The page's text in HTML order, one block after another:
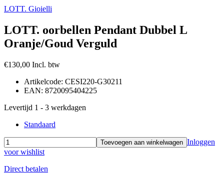
LOTT. Gioielli
LOTT. oorbellen Pendant Dubbel L
Oranje/Goud Verguld
€130,00 Incl. btw
Artikelcode: CESI220-G30211
EAN: 8720095404225
Levertijd 1 - 3 werkdagen
Standaard
Toevoegen aan winkelwagen Inloggen
voor wishlist
Direct betalen